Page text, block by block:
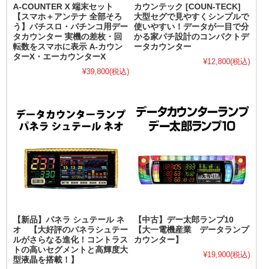
A-COUNTER X 端末セット
【スマホ＋アンテナ 全部そろ
う】パチスロ・パチンコ用デー
タカウンター 実機の差枚・回
転数をスマホに表示 A-カウン
ターX・エーカウンターX
¥39,800(税込)
カウンテック [COUN-TECK]
大型セグで見やすくシンプルで
使いやすい！データが一目で分
かる家パチ設計のコンパクトデ
ータカウンター
¥12,800(税込)
【新品】パネラ シュテール ネ
オ 【大好評のパネラシュテー
ルがさらなる進化！コントラス
トの高いセグメントと高輝度大
型液晶を搭載！】
【中古】デー太郎ランプ10
【大一電機産業 データランプ
カウンター】
¥19,900(税込)